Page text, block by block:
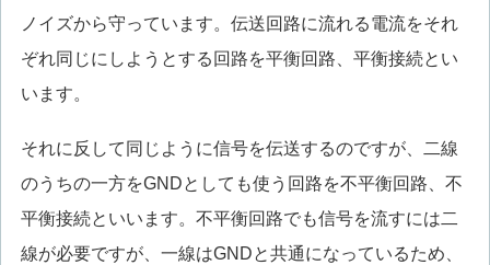
ノイズから守っています。伝送回路に流れる電流をそれ
ぞれ同じにしようとする回路を平衡回路、平衡接続とい
います。
それに反して同じように信号を伝送するのですが、二線
のうちの一方をGNDとしても使う回路を不平衡回路、不
平衡接続といいます。不平衡回路でも信号を流すには二
線が必要ですが、一線はGNDと共通になっているため、